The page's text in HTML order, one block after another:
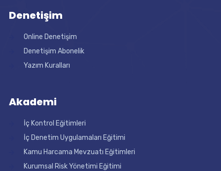
Denetişim
Online Denetişim
Denetişim Abonelik
Yazım Kuralları
Akademi
İç Kontrol Eğitimleri
İç Denetim Uygulamaları Eğitimi
Kamu Harcama Mevzuatı Eğitimleri
Kurumsal Risk Yönetimi Eğitimi